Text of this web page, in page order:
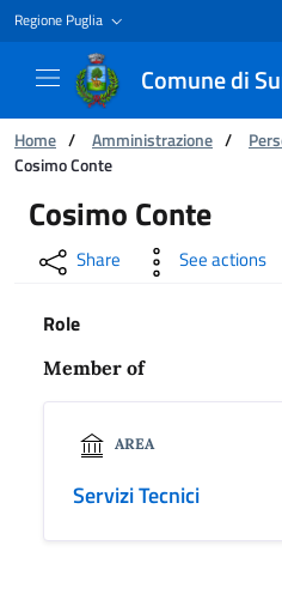
Regione Puglia
Comune di
You are:
Home / Amministrazione /
Cosimo Conte
Cosimo Conte
Cosimo Conte
Share See actions
Role
Member of
AREA
Servizi Tecnici